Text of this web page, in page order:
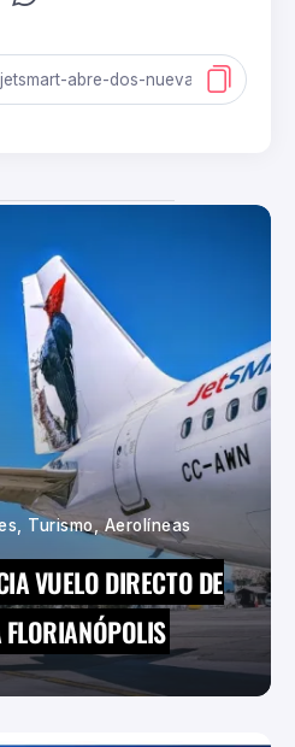
Turismo, Aerolíneas
VUELO DIRECTO DE